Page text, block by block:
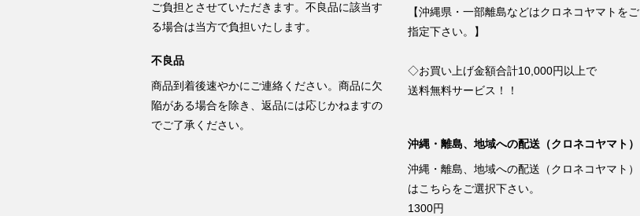
ご負担とさせていただきます。不良品に該当す
る場合は当方で負担いたします。
不良品
商品到着後速やかにご連絡ください。商品に欠
陥がある場合を除き、返品には応じかねますの
でご了承ください。
【沖縄県・一部離島などはクロネコヤマトをご
指定下さい。】
◇お買い上げ金額合計10,000円以上で
送料無料サービス！！
沖縄・離島、地域への配送（クロネコヤマト）
沖縄・離島、地域への配送（クロネコヤマト）
はこちらをご選択下さい。
1300円